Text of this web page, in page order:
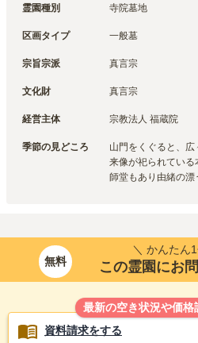
霊園種別 寺院墓地
区画タイプ 一般墓
宗旨宗派 真言宗
文化財 真言宗
経営主体 宗教法人 福蔵院
季節の見どころ
山門をくぐると、
来像が祀られてい
師堂もあり由緒の漂
無料
＼ かんたん
この霊園にお
最新の空き状況や価格
資料請求をする